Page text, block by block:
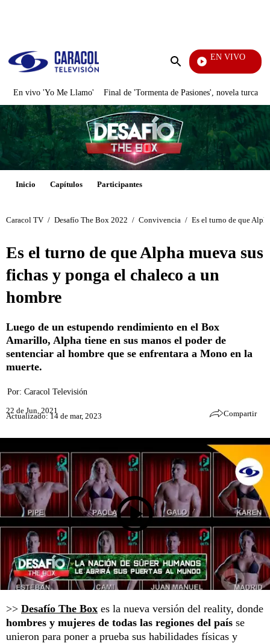
Enviar
EN VIVO
Televentas
En vivo 'Yo Me Llamo' Final de 'Tormenta de Pasiones', novela turca
Inicio Capítulos Participantes
Caracol TV / Desafío The Box 2022 / Convivencia / Es el turno de que
Es el turno de que Alpha mueva sus
fichas y ponga el chaleco a un
hombre
Luego de un estupendo rendimiento en el Box
Amarillo, Alpha tiene en sus manos el poder de
sentenciar al hombre que se enfrentara a Mono en la
muerte.
Por: Caracol Televisión
22 de Jun, 2021
Actualizado: 14 de mar, 2023 Compartir
>> Desafío The Box es la nueva versión del reality, donde
hombres y mujeres de todas las regiones del país se
unieron para poner a prueba sus habilidades físicas y